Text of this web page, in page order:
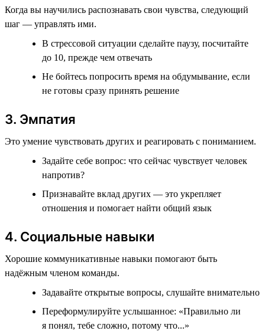
Когда вы научились распознавать свои чувства, следующий
шаг — управлять ими.
В стрессовой ситуации сделайте паузу, посчитайте
до 10, прежде чем отвечать
Не бойтесь попросить время на обдумывание, если
не готовы сразу принять решение
3. Эмпатия
Это умение чувствовать других и реагировать с пониманием.
Задайте себе вопрос: что сейчас чувствует человек
напротив?
Признавайте вклад других — это укрепляет
отношения и помогает найти общий язык
4. Социальные навыки
Хорошие коммуникативные навыки помогают быть
надёжным членом команды.
Задавайте открытые вопросы, слушайте внимательно
Переформулируйте услышанное: «Правильно ли
я понял, тебе сложно, потому что...»